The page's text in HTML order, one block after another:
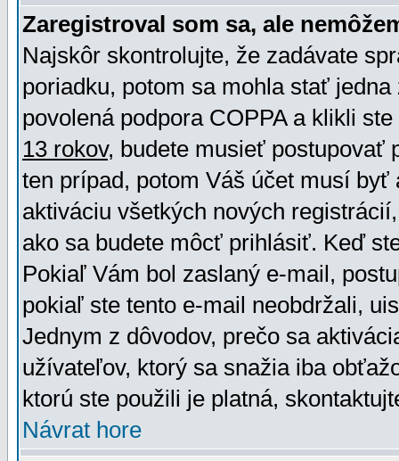
Zaregistroval som sa, ale
Najskôr skontrolujte, že zadávate
poriadku, potom sa mohla stať
povolená podpora COPPA a klikli
13 rokov, budete musieť postupovať
ten prípad, potom Váš účet musí
aktiváciu všetkých nových
ako sa budete môcť prihlásiť. Keď
Pokiaľ Vám bol zaslaný e-mail,
pokiaľ ste tento e-mail neobdržali,
Jednym z dôvodov, prečo sa
užívateľov, ktorý sa snažia iba
ktorú ste použili je platná,
Návrat hore